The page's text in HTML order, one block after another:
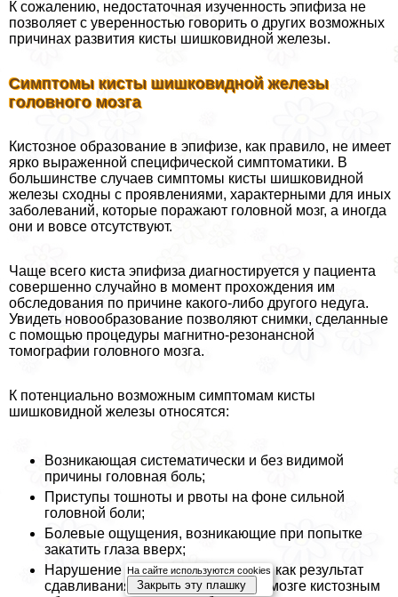
К сожалению, недостаточная изученность эпифиза не
позволяет с уверенностью говорить о других возможных
причинах развития кисты шишковидной железы.
Симптомы кисты шишковидной железы
головного мозга
Кистозное образование в эпифизе, как правило, не имеет
ярко выраженной специфической симптоматики. В
большинстве случаев симптомы кисты шишковидной
железы сходны с проявлениями, хаpaктерными для иных
заболеваний, которые поражают головной мозг, а иногда
они и вовсе отсутствуют.
Чаще всего киста эпифиза диагностируется у пациента
совершенно случайно в момент прохождения им
обследования по причине какого-либо другого недуга.
Увидеть новообразование позволяют снимки, сделанные
с помощью процедуры магнитно-резонансной
томографии головного мозга.
К потенциально возможным симптомам кисты
шишковидной железы относятся:
Возникающая систематически и без видимой
причины головная боль;
Приступы тошноты и рвоты на фоне сильной
головной боли;
Болевые ощущения, возникающие при попытке
закатить глаза вверх;
Нарушение зрительной функции – как результат
сдавливания протока в головном мозге кистозным
На сайте используются cookies
Закрыть эту плашку